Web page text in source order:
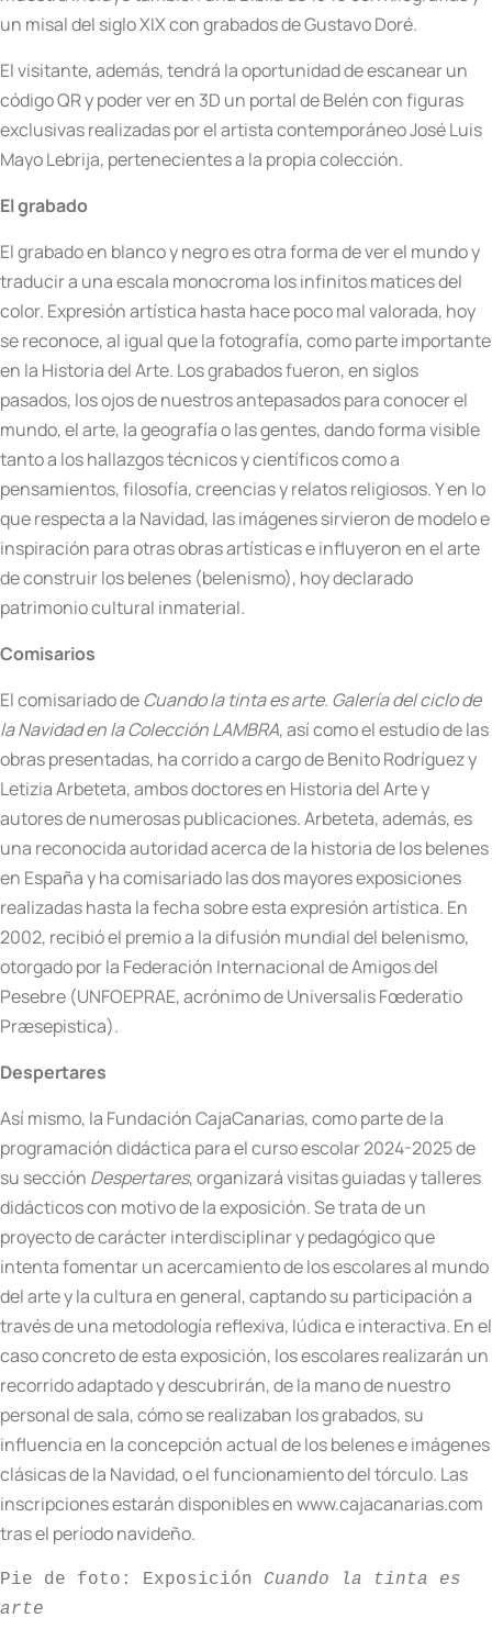
un misal del siglo XIX con grabados de Gustavo Doré.
El visitante, además, tendrá la oportunidad de escanear un
código QR y poder ver en 3D un portal de Belén con figuras
exclusivas realizadas por el artista contemporáneo José Luis
Mayo Lebrija, pertenecientes a la propia colección.
El grabado
El grabado en blanco y negro es otra forma de ver el mundo y
traducir a una escala monocroma los infinitos matices del
color. Expresión artística hasta hace poco mal valorada, hoy
se reconoce, al igual que la fotografía, como parte importante
en la Historia del Arte. Los grabados fueron, en siglos
pasados, los ojos de nuestros antepasados para conocer el
mundo, el arte, la geografía o las gentes, dando forma visible
tanto a los hallazgos técnicos y científicos como a
pensamientos, filosofía, creencias y relatos religiosos. Y en lo
que respecta a la Navidad, las imágenes sirvieron de modelo e
inspiración para otras obras artísticas e influyeron en el arte
de construir los belenes (belenismo), hoy declarado
patrimonio cultural inmaterial.
Comisarios
El comisariado deCuando la tinta es arte. Galeríadel ciclo de
la Navidad en la Colección LAMBRA, así como el estudio de las
obras presentadas, ha corrido a cargo de Benito Rodríguez y
Letizia Arbeteta, ambos doctores en Historia del Arte y
autores de numerosas publicaciones. Arbeteta, además, es
una reconocida autoridad acerca de la historia de los belenes
en España y ha comisariado las dos mayores exposiciones
realizadas hasta la fecha sobre esta expresión artística. En
2002, recibió el premio a la difusión mundial del belenismo,
otorgado por la Federación Internacional de Amigos del
Pesebre (UNFOEPRAE, acrónimo de Universalis Fœderatio
Præsepistica).
Despertares
Así mismo, la Fundación CajaCanarias, como parte de la
programación didáctica para el curso escolar 2024-2025 de
su sección Despertares, organizará visitas guiadas y talleres
didácticos con motivo de la exposición. Se trata de un
proyecto de carácter interdisciplinar y pedagógico que
intenta fomentar un acercamiento de los escolares al mundo
del arte y la cultura en general, captando su participación a
través de una metodología reflexiva, lúdica e interactiva. En el
caso concreto de esta exposición, los escolares realizarán un
recorrido adaptado y descubrirán, de la mano de nuestro
personal de sala, cómo se realizaban los grabados, su
influencia en la concepción actual de los belenes e imágenes
clásicas de la Navidad, o el funcionamiento del tórculo. Las
inscripciones estarán disponibles en www.cajacanarias.com
tras el período navideño.
Pie de foto: Exposición Cuando la tinta es
arte